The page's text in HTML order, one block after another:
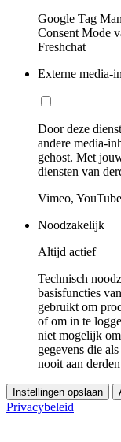
Google Tag
Consent Mode
Freshchat
Externe media-
Door deze
andere media-
gehost. Met
diensten van
Vimeo, YouTube
Noodzakelijk
Altijd actief
Technisch
basisfuncties
gebruikt om
of om in te
niet mogelijk
gegevens die
nooit aan
Instellingen opslaan
Privacybeleid